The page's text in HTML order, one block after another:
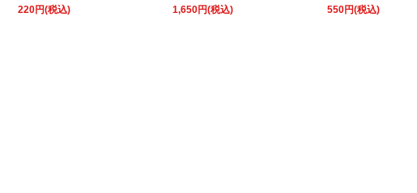
220円(税込)
1,650円(税込)
550円(税込)